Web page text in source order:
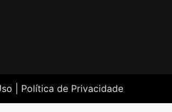
| Política de Privacidade